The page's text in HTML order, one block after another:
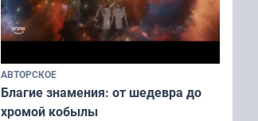
АВТОРСКОЕ
Благие знамения: от шедевра до
хромой кобылы